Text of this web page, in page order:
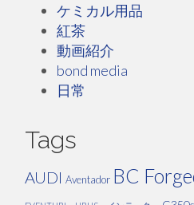
ケミカル用品
紅茶
動画紹介
bond media
日常
Tags
AUDI Aventador BC